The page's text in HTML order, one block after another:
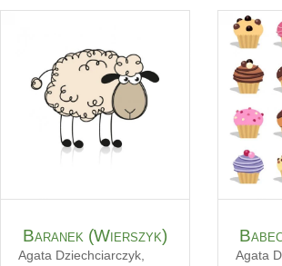
Baranek (Wierszyk)
Agata Dziechciarczyk Agata